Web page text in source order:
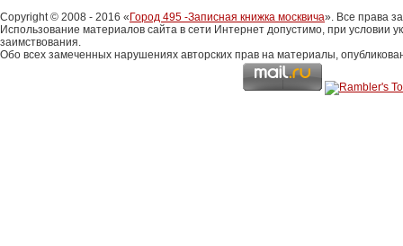
Copyright © 2008 - 2016 « Город 495 -Записная книжка москвича». Все права
Использование материалов сайта в сети Интернет допустимо, при условии
заимствования.
Обо всех замеченных нарушениях авторских прав на материалы,